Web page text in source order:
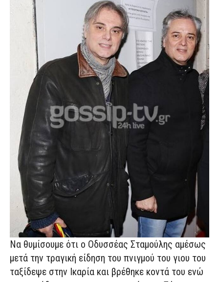
Να θυμίσουμε ότι ο Οδυσσέας Σταμούλης αμέσως
μετά την τραγική είδηση του πνιγμού του γιου του
ταξίδεψε στην Ικαρία και βρέθηκε κοντά του ενώ